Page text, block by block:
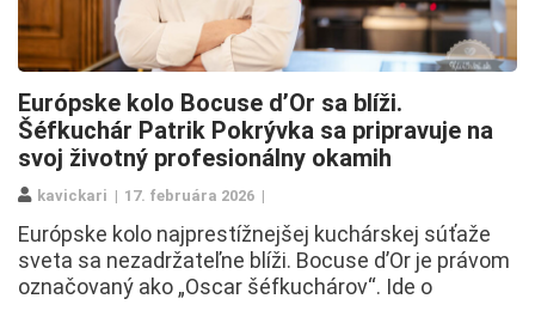
Európske kolo Bocuse d’Or sa blíži.
Šéfkuchár Patrik Pokrývka sa pripravuje na
svoj životný profesionálny okamih
kavickari 17. februára 2026
Európske kolo najprestížnejšej kuchárskej súťaže
sveta sa nezadržateľne blíži. Bocuse d’Or je právom
označovaný ako „Oscar šéfkuchárov“. Ide o